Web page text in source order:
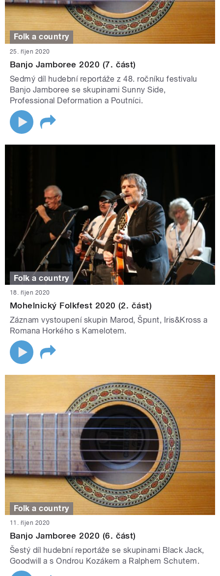
Folk a country
25. říjen 2020
Banjo Jamboree 2020 (7. část)
Sedmý díl hudební reportáže z 48. ročníku festivalu
Banjo Jamboree se skupinami Sunny Side,
Professional Deformation a Poutníci.
Folk a country
18. říjen 2020
Mohelnický Folkfest 2020 (2. část)
Záznam vystoupení skupin Marod, Špunt, Iris&Kross a
Romana Horkého s Kamelotem.
Folk a country
11. říjen 2020
Banjo Jamboree 2020 (6. část)
Šestý díl hudební reportáže se skupinami Black Jack,
Goodwill a s Ondrou Kozákem a Ralphem Schutem.